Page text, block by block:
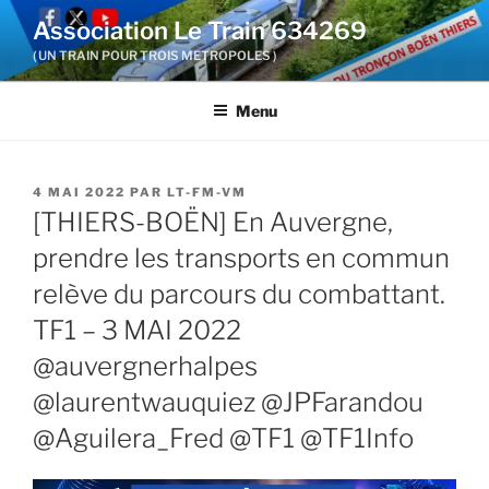
Aller
contenu
Association Le Train 634269
( UN TRAIN POUR TROIS METROPOLES )
Menu
PUBLIÉ
LE
4 MAI 2022 PAR LT-FM-VM
[THIERS-BOËN] En Auvergne,
prendre les transports en commun
relève du parcours du combattant.
TF1 – 3 MAI 2022
@auvergnerhalpes
@laurentwauquiez @JPFarandou
@Aguilera_Fred @TF1 @TF1Info